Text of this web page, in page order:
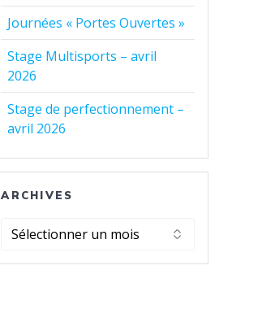
Journées « Portes Ouvertes »
Stage Multisports – avril
2026
Stage de perfectionnement –
avril 2026
ARCHIVES
Archives